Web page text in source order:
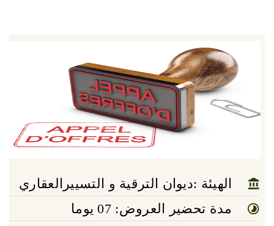
الهيئة :ديوان الترقية و التسييرالعقاري
مدة تحضير العروض: 07 يوما